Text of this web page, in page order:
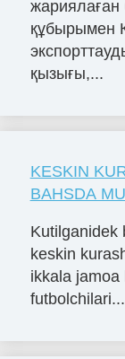
құбырымен
қызығы,...
KESKIN
BAHSDA
Kutilganidek
keskin
ikkala jamoa
futbolchilari...